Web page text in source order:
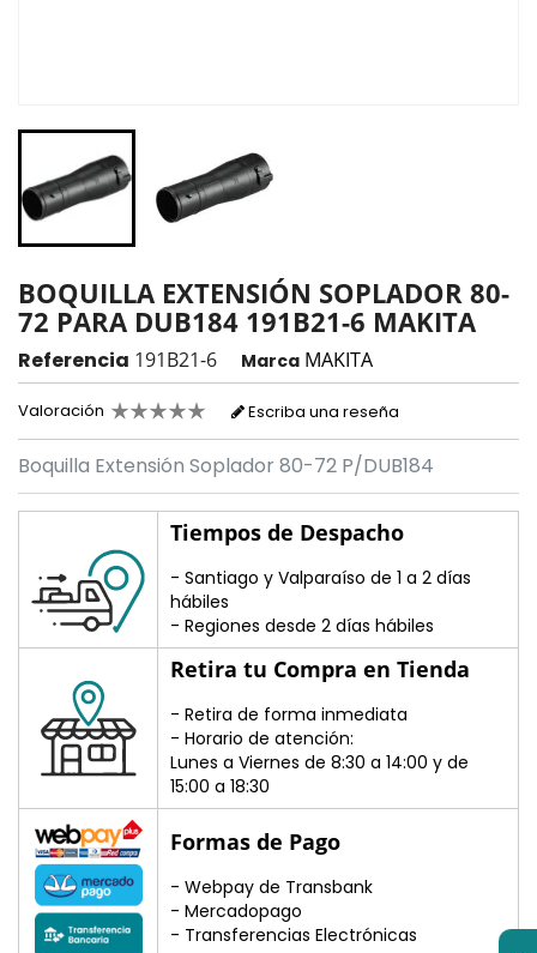
BOQUILLA EXTENSIÓN SOPLADOR 80-
72 PARA DUB184 191B21-6 MAKITA
Referencia 191B21-6 Marca MAKITA
Valoración Escriba una reseña
Boquilla Extensión Soplador 80-72 P/DUB184
Tiempos de Despacho
- Santiago y Valparaíso de 1 a 2 días
hábiles
- Regiones desde 2 días hábiles
Retira tu Compra en Tienda
- Retira de forma inmediata
- Horario de atención:
Lunes a Viernes de 8:30 a 14:00 y de
15:00 a 18:30
Formas de Pago
- Webpay de Transbank
- Mercadopago
- Transferencias Electrónicas